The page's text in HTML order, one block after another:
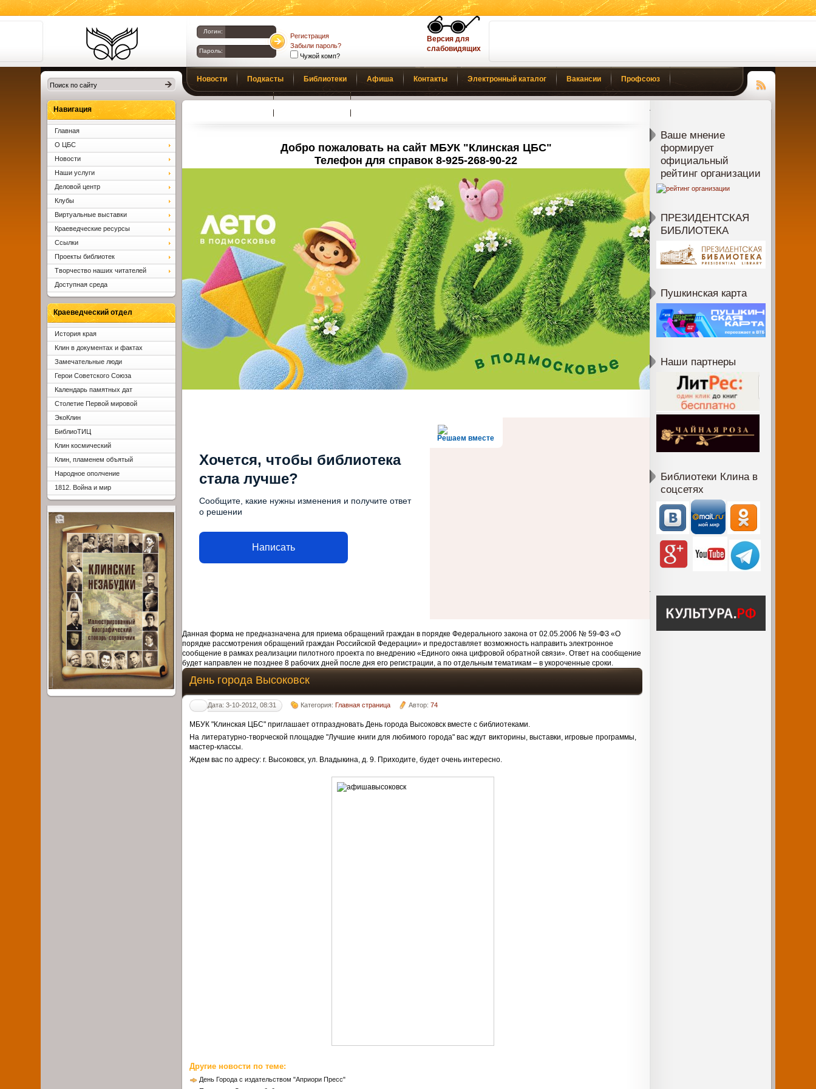
Библиотеки
Клина. Клинская
ЦБС.
Логин:
Пароль:
Регистрация
Забыли пароль?
Чужой комп?
Версия для
слабовидящих
Новости Подкасты Библиотеки Афиша Контакты Электронный каталог Вакансии Профсоюз
Чтение
Добро пожаловать на сайт МБУК "Клинская ЦБС"
Телефон для справок 8-925-268-90-22
Решаем вместе
Хочется, чтобы библиотека
стала лучше?
Сообщите, какие нужны изменения и получите ответ
о решении
Написать
Данная форма не предназначена для приема обращений граждан в порядке Федерального закона от 02.05.2006 № 59-ФЗ «О
порядке рассмотрения обращений граждан Российской Федерации» и предоставляет возможность направить электронное
сообщение в рамках реализации пилотного проекта по внедрению «Единого окна цифровой обратной связи». Ответ на сообщение
будет направлен не позднее 8 рабочих дней после дня его регистрации, а по отдельным тематикам – в укороченные сроки.
День города Высоковск
Дата: 3-10-2012, 08:31 Категория:Главная страница Автор:74
МБУК "Клинская ЦБС" приглашает отпраздновать День города Высоковск вместе с библиотеками.
На литературно-творческой площадке "Лучшие книги для любимого города" вас ждут викторины, выставки, игровые программы,
мастер-классы.
Ждем вас по адресу: г. Высоковск, ул. Владыкина, д. 9. Приходите, будет очень интересно.
Другие новости по теме:
День Города с издательством "Априори Пресс"
Ваше мнение
формирует
официальный
рейтинг организации
ПРЕЗИДЕНТСКАЯ
БИБЛИОТЕКА
Пушкинская карта
Наши партнеры
Библиотеки Клина в
соцсетях
Навигация
Главная
О ЦБС
Новости
Наши услуги
Деловой центр
Клубы
Виртуальные выставки
Краеведческие ресурсы
Ссылки
Проекты библиотек
Творчество наших читателей
Доступная среда
Краеведческий отдел
История края
Клин в документах и фактах
Замечательные люди
Герои Советского Союза
Календарь памятных дат
Столетие Первой мировой
ЭкоКлин
БиблиоТИЦ
Клин космический
Клин, пламенем объятый
Народное ополчение
1812. Война и мир